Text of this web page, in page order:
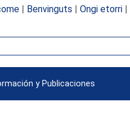
| Benvinguts | Ongi etorri|
y Publicaciones